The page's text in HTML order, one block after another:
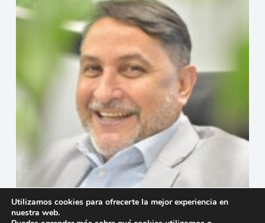
Dos para Dos, quienes lucen mejor?
18 de julio de 2026
Utilizamos cookies para ofrecerte la mejor experiencia en
nuestra web.